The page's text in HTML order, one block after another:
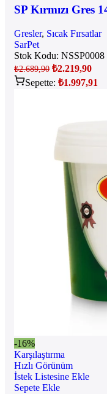
SP Kırmızı Gres
Gresler, Sıcak Fırsatlar
SarPet
Stok Kodu: NSSP0008
₺2.689,90 ₺2.219,90
Sepette: ₺1.997,91
-16%
Karşılaştırma
Hızlı Görünüm
İstek Listesine Ekle
Sepete Ekle